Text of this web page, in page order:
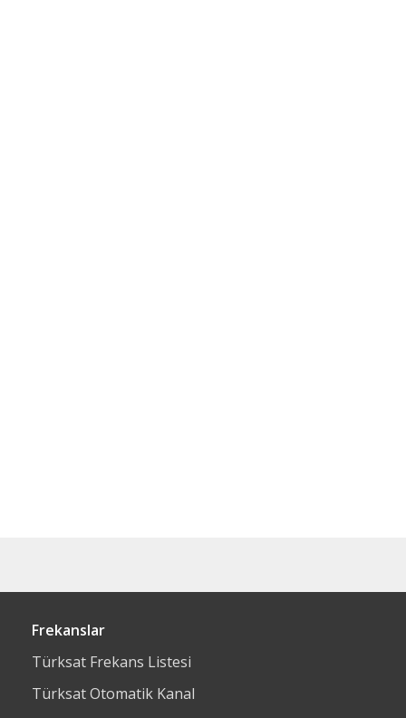
Frekanslar
Türksat Frekans Listesi
Türksat Otomatik Kanal